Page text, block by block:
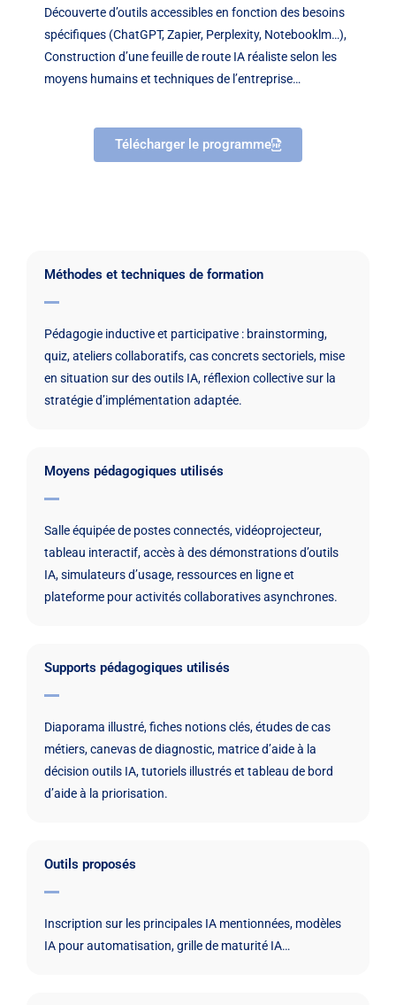
Découverte d’outils accessibles en fonction des besoins
spécifiques (ChatGPT, Zapier, Perplexity, Notebooklm…),
Construction d’une feuille de route IA réaliste selon les
moyens humains et techniques de l’entreprise…
Télécharger le programme
Méthodes et techniques de formation
Pédagogie inductive et participative : brainstorming,
quiz, ateliers collaboratifs, cas concrets sectoriels, mise
en situation sur des outils IA, réflexion collective sur la
stratégie d’implémentation adaptée.
Moyens pédagogiques utilisés
Salle équipée de postes connectés, vidéoprojecteur,
tableau interactif, accès à des démonstrations d’outils
IA, simulateurs d’usage, ressources en ligne et
plateforme pour activités collaboratives asynchrones.
Supports pédagogiques utilisés
Diaporama illustré, fiches notions clés, études de cas
métiers, canevas de diagnostic, matrice d’aide à la
décision outils IA, tutoriels illustrés et tableau de bord
d’aide à la priorisation.
Outils proposés
Inscription sur les principales IA mentionnées, modèles
IA pour automatisation, grille de maturité IA…